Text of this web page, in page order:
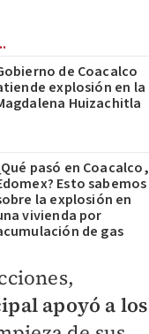
de Coacalco
explosión en la
Huizachitla
pasó en Coacalco,
Esto sabemos
la explosión en
vivienda por
de gas
apoyó a los